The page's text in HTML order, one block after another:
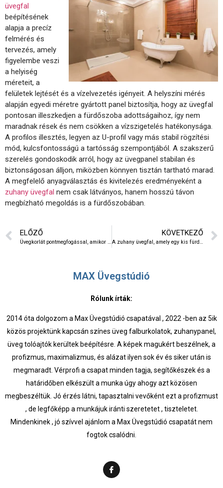
üvegfal
beépítésének
alapja a precíz
felmérés és
tervezés, amely
figyelembe veszi
a helyiség
méreteit, a
felületek lejtését és a vízelvezetés igényeit. A helyszíni mérés
alapján egyedi méretre gyártott panel biztosítja, hogy az üvegfal
pontosan illeszkedjen a fürdőszoba adottságaihoz, így nem
maradnak rések és nem csökken a vízszigetelés hatékonysága.
A profilos illesztés, legyen az U-profil vagy más stabil rögzítési
mód, kulcsfontosságú a tartósság szempontjából. A szakszerű
szerelés gondoskodik arról, hogy az üvegpanel stabilan és
biztonságosan álljon, miközben könnyen tisztán tartható marad.
A megfelelő anyagválasztás és kivitelezés eredményeként a
zuhany üvegfal nem csak látványos, hanem hosszú távon
megbízható megoldás is a fürdőszobában.
ELŐZŐ
Üvegkorlát pontmegfogással, amikor az üveg valóban lebeg
KÖVETKEZŐ
A zuhany üvegfal, amely egy kis fürdőszobát luxus wellness-térré változtatott
MAX Üvegstúdió
Rólunk írták:
2014 óta dolgozom a Max Üvegstúdió csapatával , 2022 -ben az 5ik
közös projektünk kapcsán színes üveg falburkolatok, zuhanypanel,
üveg tolóajtók kerültek beépítésre. A képek magukért beszélnek, a
profizmus, maximalizmus, és alázat ilyen sok év és siker után is
megmaradt. Vérprofi a csapat minden tagja, segítőkészek és a
határidőben elkészült a munka úgy ahogy azt közösen
megbeszéltük. Jó érzés látni, tapasztalni vevőként ezt a profizmust
, de legfőképp a munkájuk iránti szeretetet , tiszteletet.
Mindenkinek , jó szívvel ajánlom a Max Üvegstúdió csapatát nem
fogtok csalódni.